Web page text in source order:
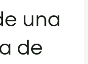
una
de